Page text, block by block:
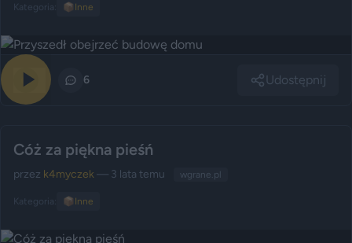
Kategoria: 📦 Inne
6 Udostępnij
Cóż za piękna pieśń
przez k4myczek— 3 lata temu wgrane.pl
Kategoria: 📦 Inne